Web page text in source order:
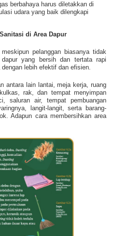
berbahaya harus diletakkan di
udara yang baik dilengkapi
di Area Dapur
pelanggan biasanya tidak
yang bersih dan tertata rapi
lebih efektif dan efisien.
antara lain lantai, meja kerja, ruang
rak, dan tempat menyimpan
saluran air, tempat pembuangan
langit-langit, serta barang-
Adapun cara membersihkan area